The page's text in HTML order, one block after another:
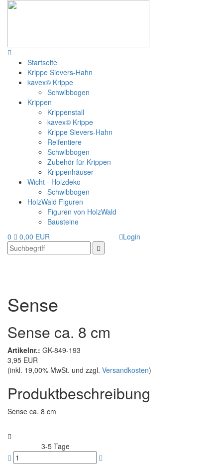
Startseite
Krippe Sievers-Hahn
kavex© Krippe
Schwibbogen
Krippen
Krippenstall
kavex© Krippe
Krippe Sievers-Hahn
Reifentiere
Schwibbogen
Zubehör für Krippen
Krippenhäuser
Wicht - Holzdeko
Schwibbogen
HolzWald Figuren
Figuren von HolzWald
Bausteine
0
0,00 EUR Login
Sense
Sense ca. 8 cm
Artikelnr.: GK-849-193
3,95 EUR
(inkl. 19,00% MwSt. und zzgl. Versandkosten)
Produktbeschreibung
Sense ca. 8 cm
3-5 Tage